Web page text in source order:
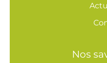
Nos